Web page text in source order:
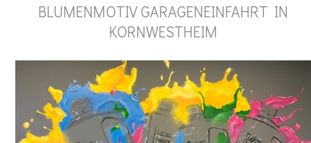
BLUMENMOTIV GARAGENEINFAHRT IN
KORNWESTHEIM